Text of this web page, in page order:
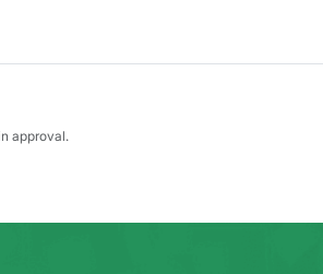
approval.